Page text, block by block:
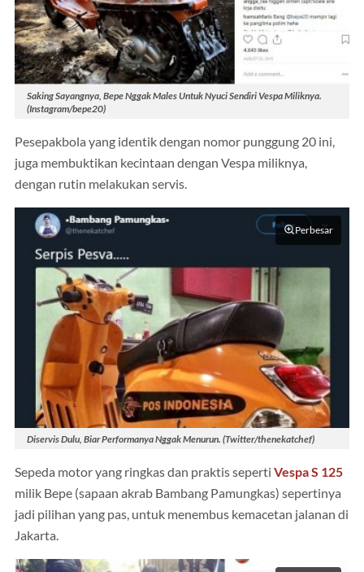
Saking Sayangnya, Bepe Nggak Males Untuk Nyuci Sendiri Vespa Miliknya.
(Instagram/bepe20)
Pesepakbola yang identik dengan nomor punggung 20 ini,
juga membuktikan kecintaan dengan Vespa miliknya,
dengan rutin melakukan servis.
Perbesar
Diservis Dulu, Biar Performanya Nggak Menurun. (Twitter/thenekatchef)
Sepeda motor yang ringkas dan praktis seperti Vespa S 125
milik Bepe (sapaan akrab Bambang Pamungkas) sepertinya
jadi pilihan yang pas, untuk menembus kemacetan jalanan di
Jakarta.